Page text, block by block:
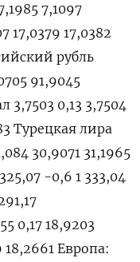
7,1097
17,0379 17,0382
рубль
91,9045
3,7503 0,13 3,7504
Турецкая лира
30,9071 31,1965
-0,6 1 333,04
0,17 18,9203
18,2661 Европа: